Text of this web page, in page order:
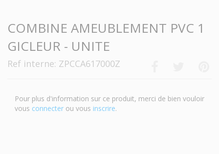
COMBINE AMEUBLEMENT PVC 1
GICLEUR - UNITE
Ref interne: ZPCCA617000Z
Pour plus d'information sur ce produit, merci de bien vouloir
vous connecter ou vous inscrire.